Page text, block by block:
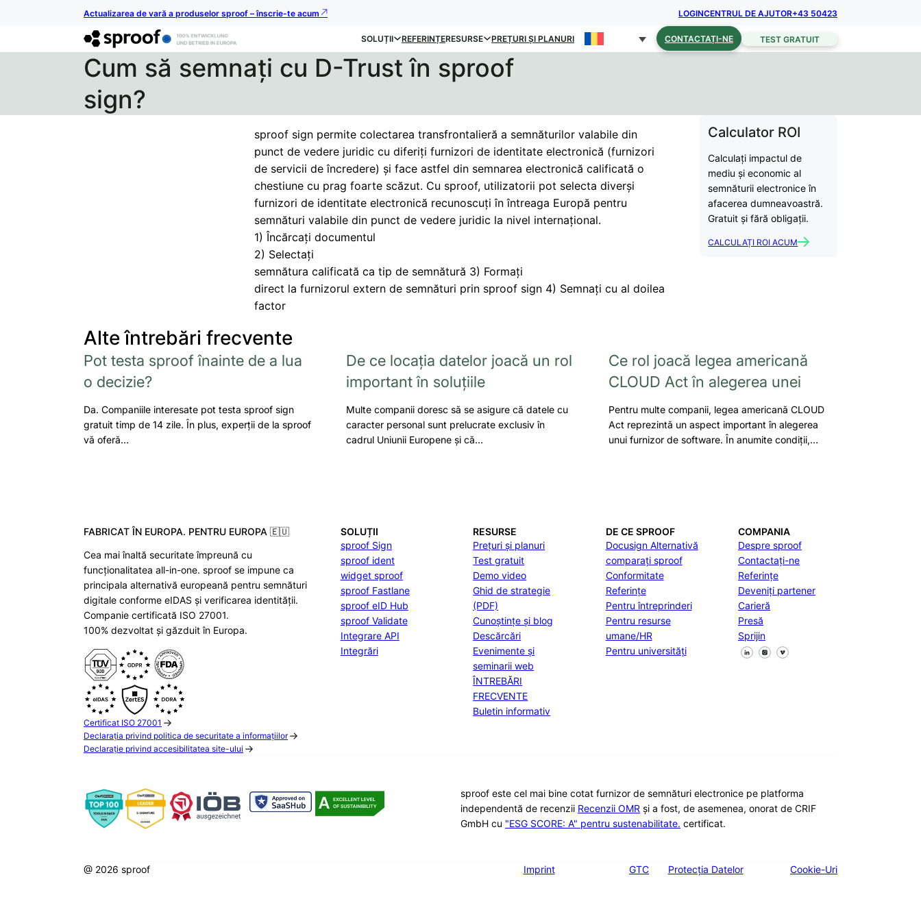
Actualizarea de vară a produselor sproof – înscrie-te acum LOGINCENTRUL DE AJUTOR+43 50423
SOLUȚII REFERINȚERESURSE PREȚURI ȘI PLANURI CONTACTAȚI-NE TEST GRATUIT
Cum să semnați cu D-Trust în sproof
sign?
sproof sign permite colectarea transfrontalieră a semnăturilor valabile din
punct de vedere juridic cu diferiți furnizori de identitate electronică (furnizori
de servicii de încredere) și face astfel din semnarea electronică calificată o
chestiune cu prag foarte scăzut. Cu sproof, utilizatorii pot selecta diverși
furnizori de identitate electronică recunoscuți în întreaga Europă pentru
semnături valabile din punct de vedere juridic la nivel internațional.
1) Încărcați documentul
2) Selectați
semnătura calificată ca tip de semnătură 3) Formați
direct la furnizorul extern de semnături prin sproof sign 4) Semnați cu al doilea
factor
Calculator ROI
Calculați impactul de
mediu și economic al
semnăturii electronice în
afacerea dumneavoastră.
Gratuit și fără obligații.
CALCULAȚI ROI ACUM
Alte întrebări frecvente
Pot testa sproof înainte de a lua
o decizie?
Da. Companiile interesate pot testa sproof sign
gratuit timp de 14 zile. În plus, experții de la sproof
vă oferă…
De ce locația datelor joacă un rol
important în soluțiile
Multe companii doresc să se asigure că datele cu
caracter personal sunt prelucrate exclusiv în
cadrul Uniunii Europene și că…
Ce rol joacă legea americană
CLOUD Act în alegerea unei
Pentru multe companii, legea americană CLOUD
Act reprezintă un aspect important în alegerea
unui furnizor de software. În anumite condiții,…
FABRICAT ÎN EUROPA. PENTRU EUROPA 🇪🇺
Cea mai înaltă securitate împreună cu
funcționalitatea all-in-one. sproof se impune ca
principala alternativă europeană pentru semnături
digitale conforme eIDAS și verificarea identității.
Companie certificată ISO 27001.
100% dezvoltat și găzduit în Europa.
Certificat ISO 27001
Declarația privind politica de securitate a informațiilor
Declarație privind accesibilitatea site-ului
SOLUȚII
sproof Sign
sproof ident
widget sproof
sproof Fastlane
sproof eID Hub
sproof Validate
Integrare API
Integrări
RESURSE
Prețuri și planuri
Test gratuit
Demo video
Ghid de strategie
(PDF)
Cunoștințe și blog
Descărcări
Evenimente și
seminarii web
ÎNTREBĂRI
FRECVENTE
Buletin informativ
DE CE SPROOF
Docusign Alternativă
comparați sproof
Conformitate
Referințe
Pentru întreprinderi
Pentru resurse
umane/HR
Pentru universități
COMPANIA
Despre sproof
Contactați-ne
Referințe
Deveniți partener
Carieră
Presă
Sprijin
Urmăriți-ne pe Facebook
Urmăriți-ne pe X
Urmăriți-ne pe LinkedIn
sproof este cel mai bine cotat furnizor de semnături electronice pe platforma
independentă de recenzii Recenzii OMR și a fost, de asemenea, onorat de CRIF
GmbH cu "ESG SCORE: A" pentru sustenabilitate. certificat.
@ 2026 sproof Imprint GTC Protecția Datelor Cookie-Uri